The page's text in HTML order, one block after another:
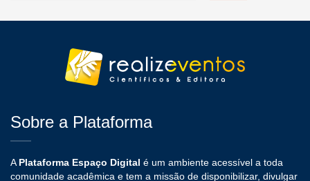
Sobre a Plataforma
APlataforma Espaço Digital é um ambiente acessível a toda
comunidade acadêmica e tem a missão de disponibilizar, divulgar